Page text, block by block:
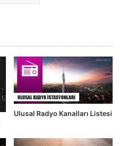
Ulusal Radyo Kanalları Listesi